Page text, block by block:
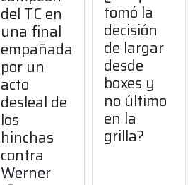
del TC en
una final
empañada
por un
acto
desleal de
los
hinchas
contra
Werner
tomó la
decisión
de largar
desde
boxes y
no último
en la
grilla?